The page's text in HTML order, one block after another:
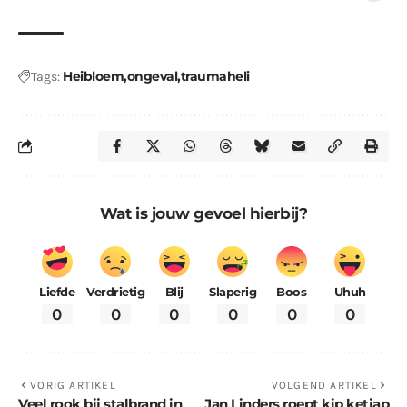
Tags: Heibloemongevaltraumaheli
Wat is jouw gevoel hierbij?
Liefde
0
Verdrietig
0
Blij
0
Slaperig
0
Boos
0
Uhuh
0
VORIG ARTIKEL VOLGEND ARTIKEL